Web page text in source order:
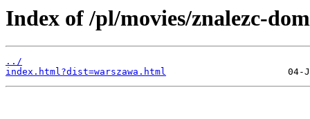
Index of /pl/movies/znalezc-
../
index.html?dist=warszawa.html